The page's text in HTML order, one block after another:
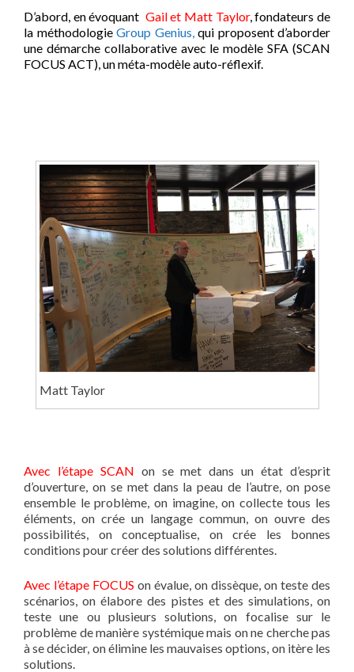
D’abord, en évoquant Gail et Matt Taylor, fondateurs de
la méthodologie Group Genius,qui proposent d’aborder
une démarche collaborative avec le modèle SFA (SCAN
FOCUS ACT), un méta-modèle auto-réflexif.
Matt Taylor
Avec l’étape SCAN on se met dans un état d’esprit
d’ouverture, on se met dans la peau de l’autre, on pose
ensemble le problème, on imagine, on collecte tous les
éléments, on crée un langage commun, on ouvre des
possibilités, on conceptualise, on crée les bonnes
conditions pour créer des solutions différentes.
Avec l’étape FOCUS on évalue, on dissèque, on teste des
scénarios, on élabore des pistes et des simulations, on
teste une ou plusieurs solutions, on focalise sur le
problème de manière systémique mais on ne cherche pas
à se décider, on élimine les mauvaises options, on itère les
solutions.